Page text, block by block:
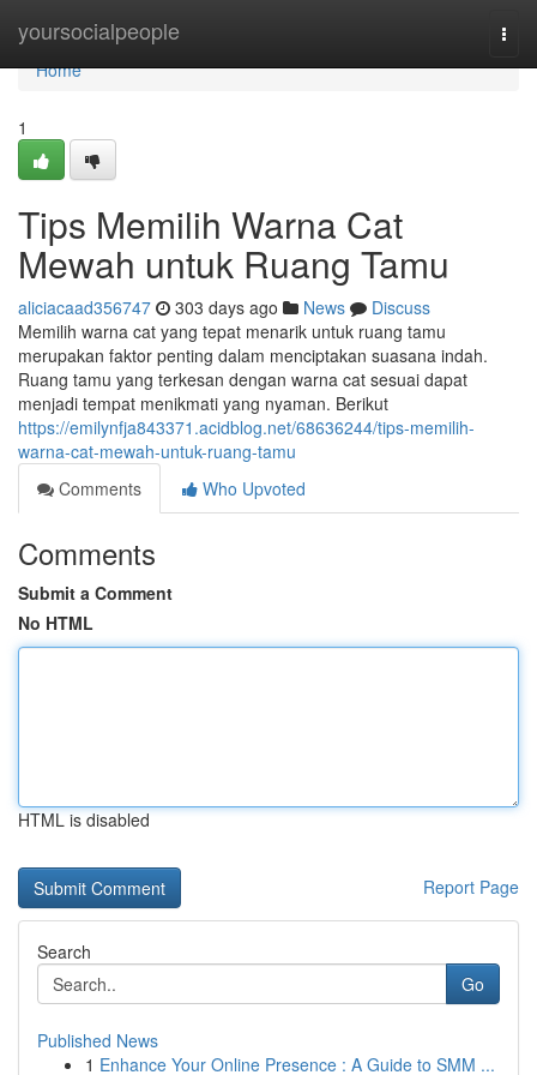
yoursocialpeople
Home
Home
1
Tips Memilih Warna Cat
Mewah untuk Ruang Tamu
aliciacaad356747 303 days ago News
Discuss
Memilih warna cat yang tepat menarik untuk ruang tamu
merupakan faktor penting dalam menciptakan suasana indah.
Ruang tamu yang terkesan dengan warna cat sesuai dapat
menjadi tempat menikmati yang nyaman. Berikut
https://emilynfja843371.acidblog.net/68636244/tips-memilih-
warna-cat-mewah-untuk-ruang-tamu
Comments
Who Upvoted
Comments
Submit a Comment
No HTML
HTML is disabled
Report Page
Search
Go
Published News
1 Enhance Your Online Presence : A Guide to SMM ...